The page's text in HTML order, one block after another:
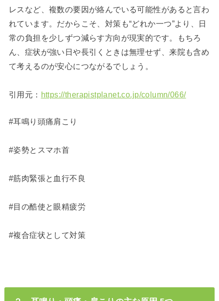
レスなど、複数の要因が絡んでいる可能性があると言わ
れています。だからこそ、対策も“どれか一つ”より、日
常の負担を少しずつ減らす方向が現実的です。もちろ
ん、症状が強い日や長引くときは無理せず、来院も含め
て考えるのが安心につながるでしょう。
引用元： https://therapistplanet.co.jp/column/066/
#耳鳴り頭痛肩こり
#姿勢とスマホ首
#筋肉緊張と血行不良
#目の酷使と眼精疲労
#複合症状として対策